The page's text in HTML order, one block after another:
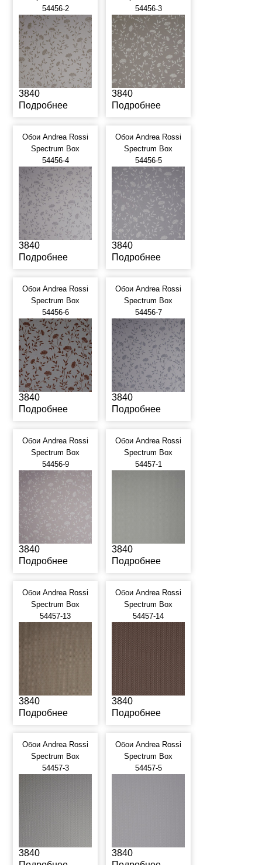
54456-2
3840
Подробнее
54456-3
3840
Подробнее
Обои Andrea Rossi
Spectrum Box
54456-4
3840
Подробнее
Обои Andrea Rossi
Spectrum Box
54456-5
3840
Подробнее
Обои Andrea Rossi
Spectrum Box
54456-6
3840
Подробнее
Обои Andrea Rossi
Spectrum Box
54456-7
3840
Подробнее
Обои Andrea Rossi
Spectrum Box
54456-9
3840
Подробнее
Обои Andrea Rossi
Spectrum Box
54457-1
3840
Подробнее
Обои Andrea Rossi
Spectrum Box
54457-13
3840
Подробнее
Обои Andrea Rossi
Spectrum Box
54457-14
3840
Подробнее
Обои Andrea Rossi
Spectrum Box
54457-3
3840
Обои Andrea Rossi
Spectrum Box
54457-5
3840